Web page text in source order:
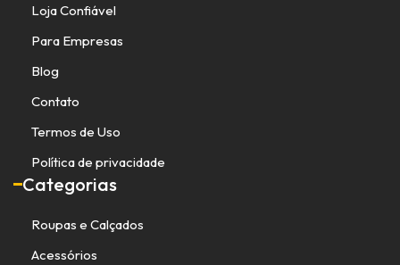
Loja Confiável
Para Empresas
Blog
Contato
Termos de Uso
Política de privacidade
Categorias
Roupas e Calçados
Acessórios